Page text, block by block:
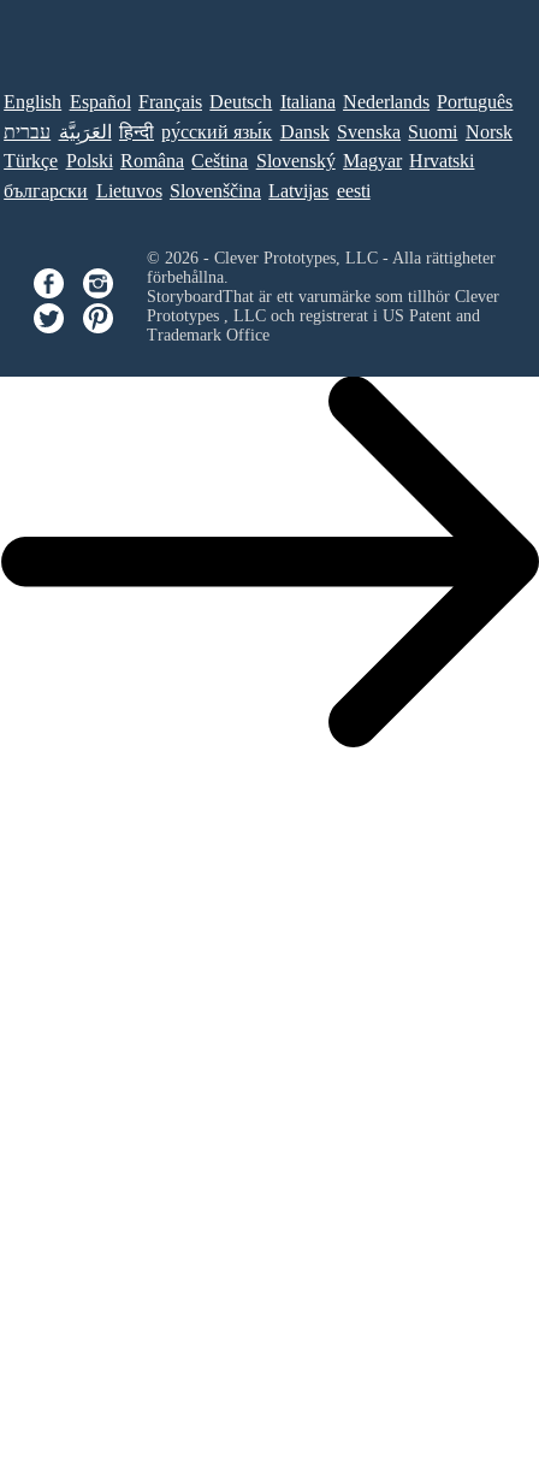
English Español Français Deutsch Italiana Nederlands Português
עברית العَرَبِيَّة हिन्दी ру́сский язы́к Dansk Svenska Suomi Norsk
Türkçe Polski Româna Ceština Slovenský Magyar Hrvatski
български Lietuvos Slovenščina Latvijas eesti
© 2026 - Clever Prototypes, LLC - Alla rättigheter
förbehållna.
StoryboardThat är ett varumärke som tillhör Clever
Prototypes , LLCoch registrerat i US Patent and
Trademark Office